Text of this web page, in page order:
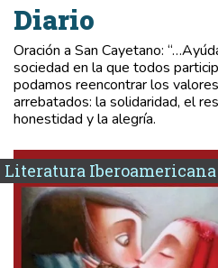
Diario
Oración a San Cayetano:
sociedad en la que todos
podamos reencontrar los
arrebatados: la solidaridad, el
honestidad y la alegría.
Literatura Iberoamericana